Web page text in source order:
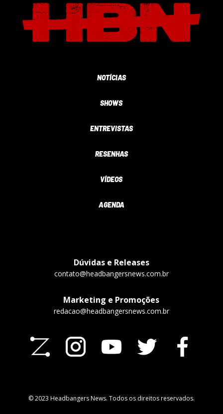
NOTÍCIAS
SHOWS
ENTREVISTAS
RESENHAS
VÍDEOS
AGENDA
Dúvidas e Releases
contato@headbangersnews.com.br
Marketing e Promoções
redacao@headbangersnews.com.br
© 2023 Headbangers News. Todos os direitos reservados.